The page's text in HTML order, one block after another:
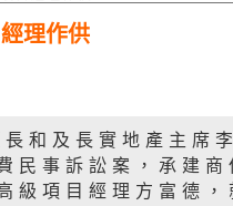
理作供
長和及長實地產主席
民事訴訟案，承建
級項目經理方富德